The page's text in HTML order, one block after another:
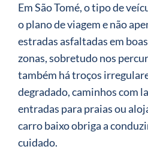
Em São Tomé, o tipo de
o plano de viagem e não
estradas asfaltadas em
zonas, sobretudo nos
também há troços
degradado, caminhos com
entradas para praias ou
carro baixo obriga a
cuidado.